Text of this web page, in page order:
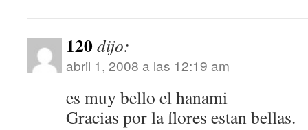
120dijo:
abril 1, 2008 a las 12:19 am
es muy bello el hanami
Gracias por la flores estan bellas.